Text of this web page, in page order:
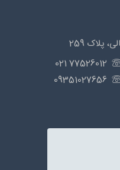
پلاک 259
77526012 021
09351027656